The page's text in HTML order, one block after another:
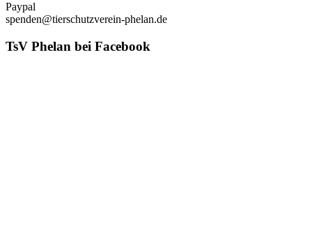
Paypal
spenden@tierschutzverein-phelan.de
TsV Phelan bei Facebook